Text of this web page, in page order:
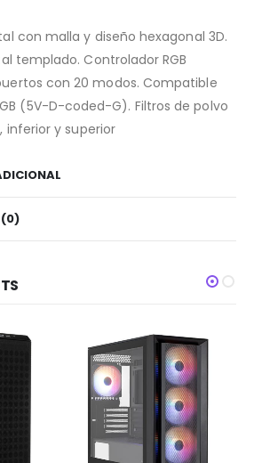
con malla y diseño hexagonal 3D.
templado. Controlador RGB
con 20 modos. Compatible
(5V-D-coded-G). Filtros de polvo
inferior y superior
(0)